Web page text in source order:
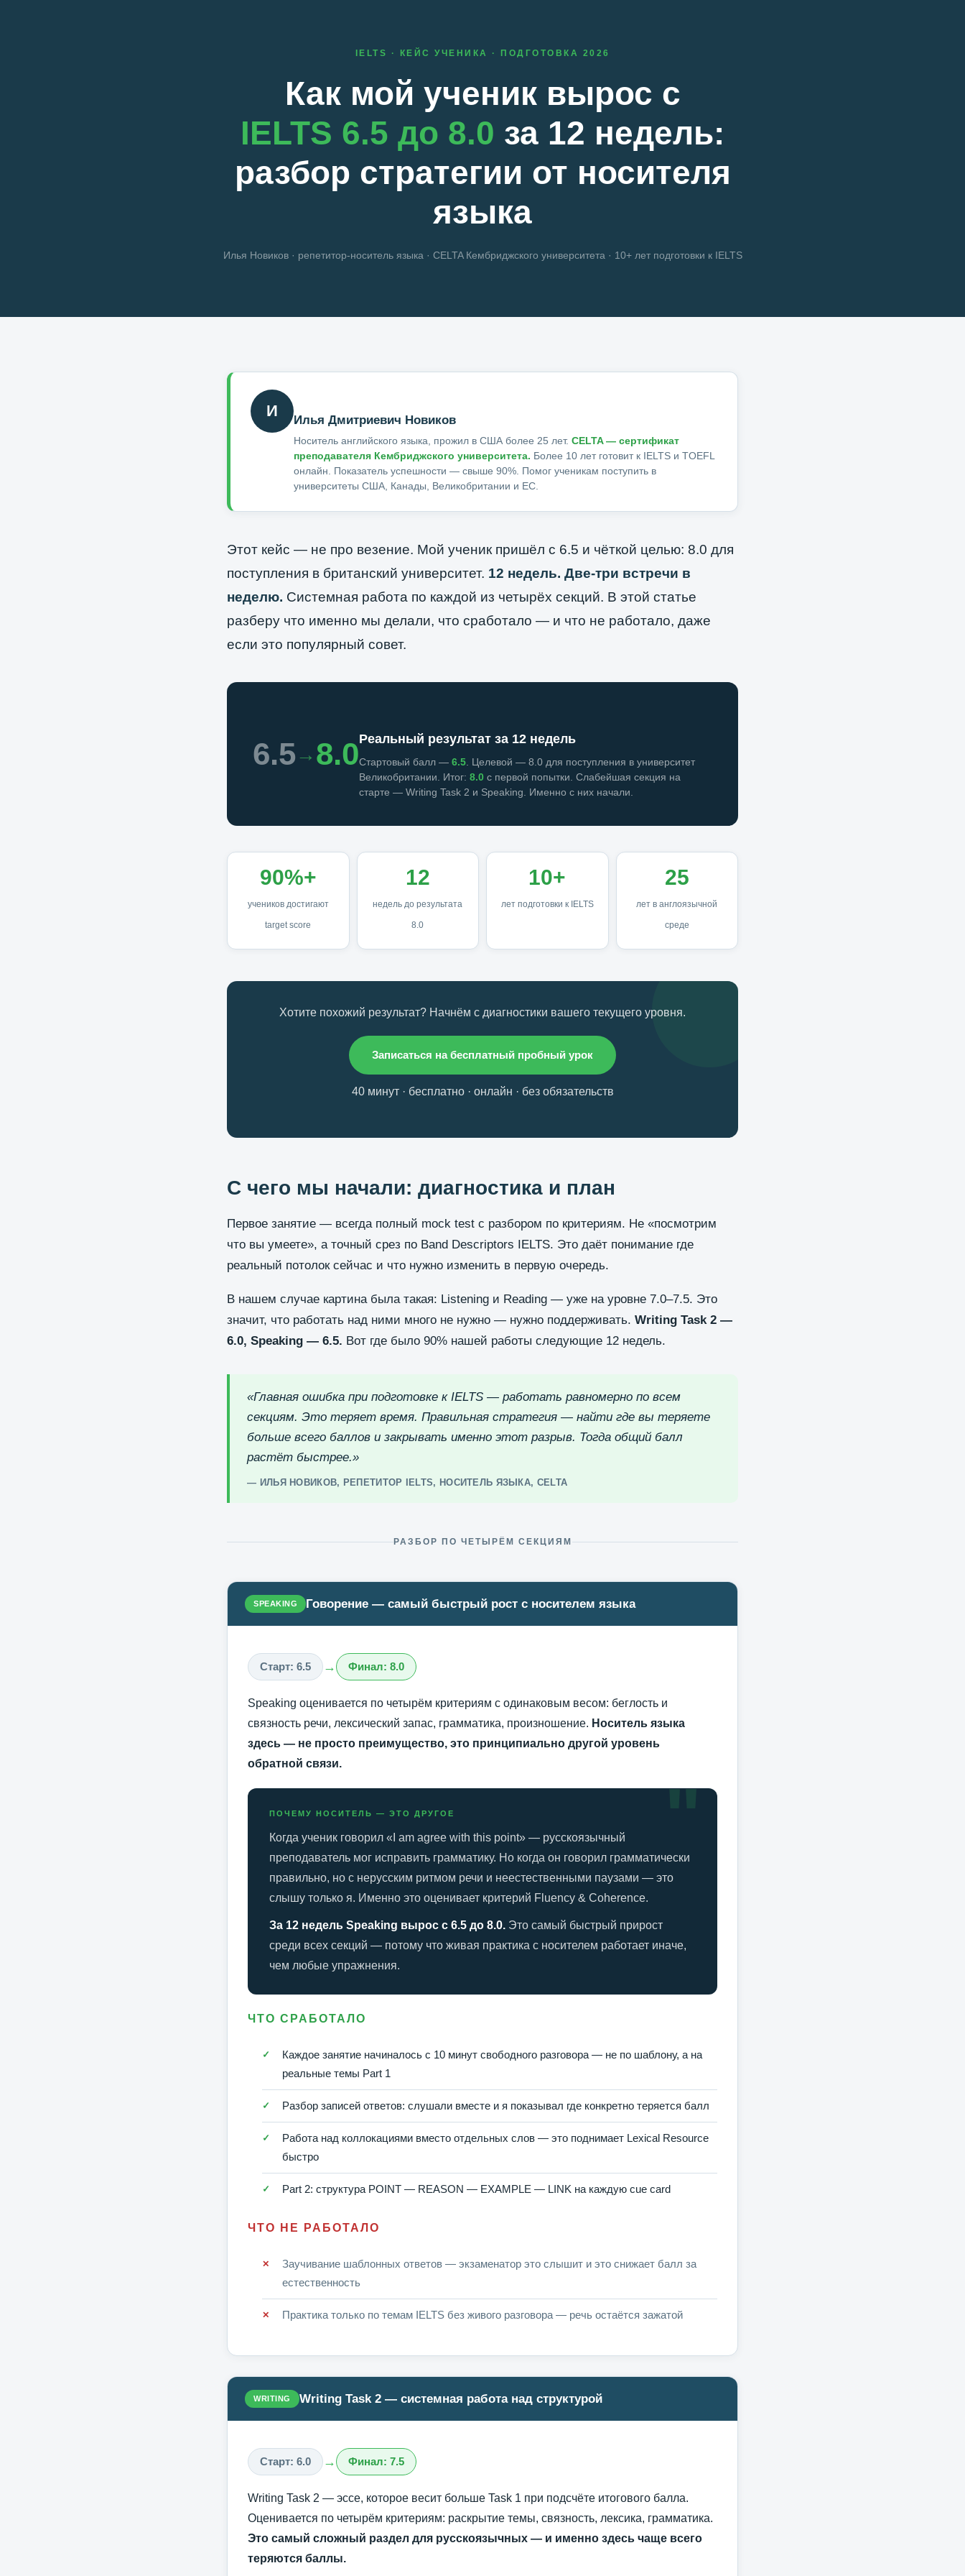
IELTS · КЕЙС УЧЕНИКА · ПОДГОТОВКА 2026
Как мой ученик вырос с
IELTS 6.5 до 8.0 за 12 недель:
разбор стратегии от носителя
языка
Илья Новиков · репетитор-носитель языка · CELTA Кембриджского университета · 10+ лет подготовки к IELTS
И
Илья Дмитриевич Новиков
Носитель английского языка, прожил в США более 25 лет. CELTA — сертификат
преподавателя Кембриджского университета. Более 10 лет готовит к IELTS и TOEFL
онлайн. Показатель успешности — свыше 90%. Помог ученикам поступить в
университеты США, Канады, Великобритании и ЕС.
Этот кейс — не про везение. Мой ученик пришёл с 6.5 и чёткой целью: 8.0 для
поступления в британский университет. 12 недель. Две-три встречи в
неделю. Системная работа по каждой из четырёх секций. В этой статье
разберу что именно мы делали, что сработало — и что не работало, даже
если это популярный совет.
6.5→ 8.0Реальный результат за 12 недель
Стартовый балл — 6.5 . Целевой — 8.0 для поступления в университет
Великобритании. Итог: 8.0 с первой попытки. Слабейшая секция на
старте — Writing Task 2 и Speaking. Именно с них начали.
90%+
учеников достигают
target score
12
недель до результата
8.0
10+
лет подготовки к IELTS
25
лет в англоязычной
среде
Хотите похожий результат? Начнём с диагностики вашего текущего уровня.
Записаться на бесплатный пробный урок
40 минут · бесплатно · онлайн · без обязательств
С чего мы начали: диагностика и план
Первое занятие — всегда полный mock test с разбором по критериям. Не «посмотрим
что вы умеете», а точный срез по Band Descriptors IELTS. Это даёт понимание где
реальный потолок сейчас и что нужно изменить в первую очередь.
В нашем случае картина была такая: Listening и Reading — уже на уровне 7.0–7.5. Это
значит, что работать над ними много не нужно — нужно поддерживать. Writing Task 2 —
6.0, Speaking — 6.5. Вот где было 90% нашей работы следующие 12 недель.
«Главная ошибка при подготовке к IELTS — работать равномерно по всем
секциям. Это теряет время. Правильная стратегия — найти где вы теряете
больше всего баллов и закрывать именно этот разрыв. Тогда общий балл
растёт быстрее.»
— ИЛЬЯ НОВИКОВ, РЕПЕТИТОР IELTS, НОСИТЕЛЬ ЯЗЫКА, CELTA
РАЗБОР ПО ЧЕТЫРЁМ СЕКЦИЯМ
SPEAKING Говорение — самый быстрый рост с носителем языка
Старт: 6.5 → Финал: 8.0
Speaking оценивается по четырём критериям с одинаковым весом: беглость и
связность речи, лексический запас, грамматика, произношение. Носитель языка
здесь — не просто преимущество, это принципиально другой уровень
обратной связи.
ПОЧЕМУ НОСИТЕЛЬ — ЭТО ДРУГОЕ
Когда ученик говорил «I am agree with this point» — русскоязычный
преподаватель мог исправить грамматику. Но когда он говорил грамматически
правильно, но с нерусским ритмом речи и неестественными паузами — это
слышу только я. Именно это оценивает критерий Fluency & Coherence.
За 12 недель Speaking вырос с 6.5 до 8.0. Это самый быстрый прирост
среди всех секций — потому что живая практика с носителем работает иначе,
чем любые упражнения.
ЧТО СРАБОТАЛО
Каждое занятие начиналось с 10 минут свободного разговора — не по шаблону, а на
реальные темы Part 1
Разбор записей ответов: слушали вместе и я показывал где конкретно теряется балл
Работа над коллокациями вместо отдельных слов — это поднимает Lexical Resource
быстро
Part 2: структура POINT — REASON — EXAMPLE — LINK на каждую cue card
ЧТО НЕ РАБОТАЛО
Заучивание шаблонных ответов — экзаменатор это слышит и это снижает балл за
естественность
Практика только по темам IELTS без живого разговора — речь остаётся зажатой
WRITING Writing Task 2 — системная работа над структурой
Старт: 6.0 → Финал: 7.5
Writing Task 2 — эссе, которое весит больше Task 1 при подсчёте итогового балла.
Оценивается по четырём критериям: раскрытие темы, связность, лексика, грамматика.
Это самый сложный раздел для русскоязычных — и именно здесь чаще всего
теряются баллы.